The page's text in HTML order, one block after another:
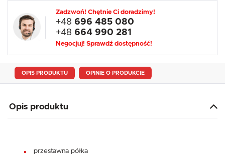
Zadzwoń! Chętnie Ci doradzimy!
+48 696 485 080
+48 664 990 281
Negocjuj! Sprawdź dostępność!
OPIS PRODUKTU OPINIE O PRODUKCIE
Opis produktu
przestawna półka